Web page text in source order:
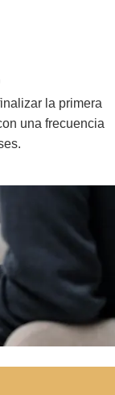
la primera
una frecuencia